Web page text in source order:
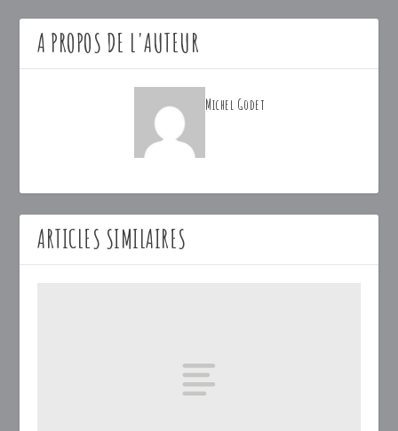
A PROPOS DE L'AUTEUR
Michel Godet
ARTICLES SIMILAIRES